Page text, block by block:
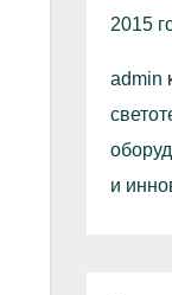
2015
admin
и